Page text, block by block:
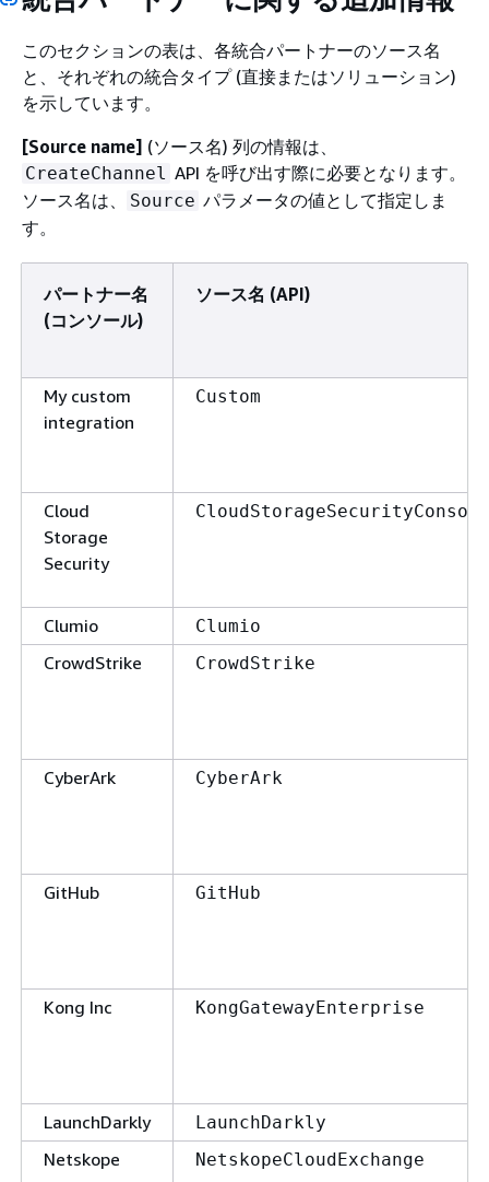
このセクションの表は、各統合パートナーのソース名
と、それぞれの統合タイプ (直接またはソリューション)
を示しています。
[Source name] (ソース名) 列の情報は、
CreateChannel API を呼び出す際に必要となります。
ソース名は、
Source パラメータの値として指定しま
す。
パートナー名
(コンソール)
ソース名 (API)
My custom
integration
Custom
Cloud
Storage
Security
CloudStorageSecurityConsole
Clumio Clumio
CrowdStrike CrowdStrike
CyberArk CyberArk
GitHub GitHub
Kong Inc KongGatewayEnterprise
LaunchDarkly LaunchDarkly
Netskope NetskopeCloudExchange